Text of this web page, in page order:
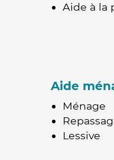
Aide à la
Aide
Ménage
Lessive